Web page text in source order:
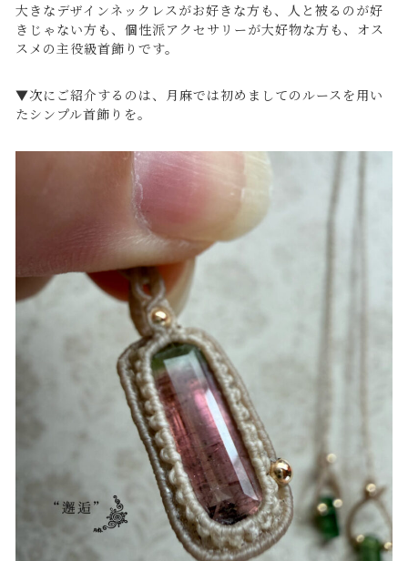
大きなデザインネックレスがお好きな方も、人と被るのが好
きじゃない方も、個性派アクセサリーが大好物な方も、オス
スメの主役級首飾りです。
▼次にご紹介するのは、月麻では初めましてのルースを用い
たシンプル首飾りを。